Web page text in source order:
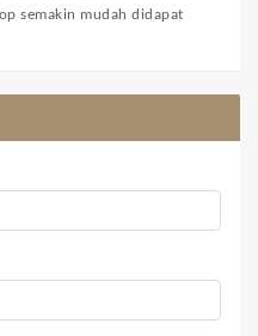
semakin mudah didapat